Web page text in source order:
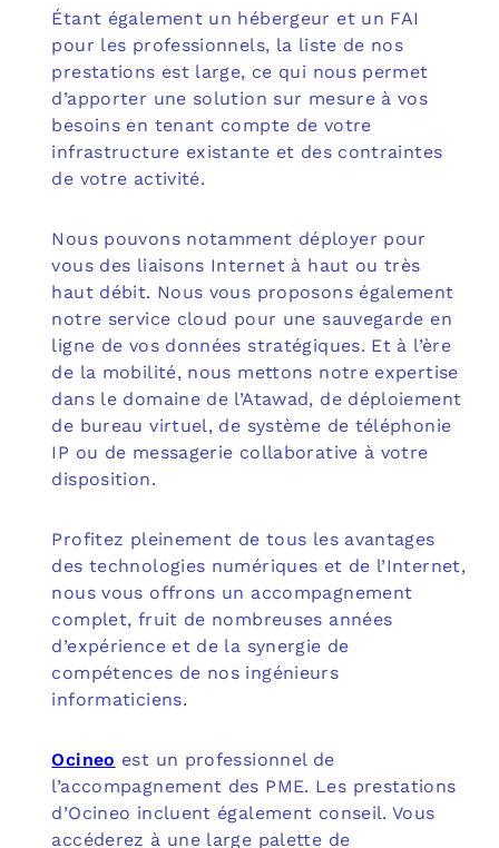
Étant également un hébergeur et un FAI
pour les professionnels, la liste de nos
prestations est large, ce qui nous permet
d’apporter une solution sur mesure à vos
besoins en tenant compte de votre
infrastructure existante et des contraintes
de votre activité.
Nous pouvons notamment déployer pour
vous des liaisons Internet à haut ou très
haut débit. Nous vous proposons également
notre service cloud pour une sauvegarde en
ligne de vos données stratégiques. Et à l’ère
de la mobilité, nous mettons notre expertise
dans le domaine de l’Atawad, de déploiement
de bureau virtuel, de système de téléphonie
IP ou de messagerie collaborative à votre
disposition.
Profitez pleinement de tous les avantages
des technologies numériques et de l’Internet,
nous vous offrons un accompagnement
complet, fruit de nombreuses années
d’expérience et de la synergie de
compétences de nos ingénieurs
informaticiens.
Ocineo est un professionnel de
l’accompagnement des PME. Les prestations
d’Ocineo incluent également conseil. Vous
accéderez à une large palette de